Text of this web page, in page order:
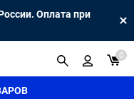
Оплата при
0